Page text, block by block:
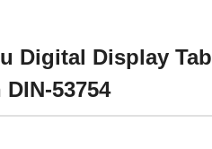
Digital Display
53754